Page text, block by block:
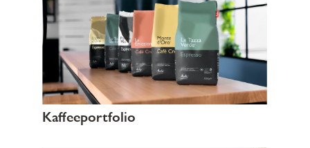
Kaffeeportfolio